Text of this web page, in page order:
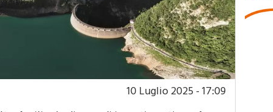
10 Luglio 2025 - 17:09